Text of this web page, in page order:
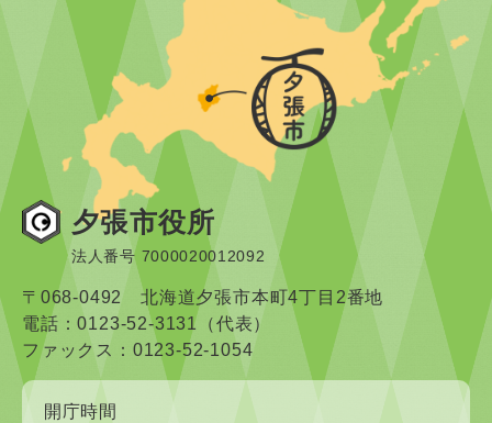
夕張市役所
法人番号 7000020012092
〒068-0492 北海道夕張市本町4丁目2番地
電話：0123-52-3131（代表）
ファックス：0123-52-1054
開庁時間